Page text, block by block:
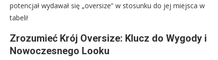
potencjał wydawał się „oversize” w stosunku do jej miejsca w
tabeli!
Zrozumieć Krój Oversize: Klucz do Wygody i
Nowoczesnego Looku